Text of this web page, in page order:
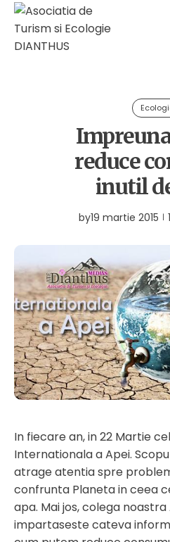
reduce
inutil
by19 martie 2015
In fiecare an, in 22 Martie
Internationala a Apei.
atrage atentia spre
confrunta Planeta in ceea
apa. Mai jos, colega
impartaseste cateva